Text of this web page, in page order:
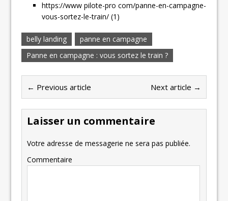
https://www pilote-pro com/panne-en-campagne-
vous-sortez-le-train/ (1)
belly landing
panne en campagne
Panne en campagne : vous sortez le train ?
← Previous article Next article →
Laisser un commentaire
Votre adresse de messagerie ne sera pas publiée.
Commentaire